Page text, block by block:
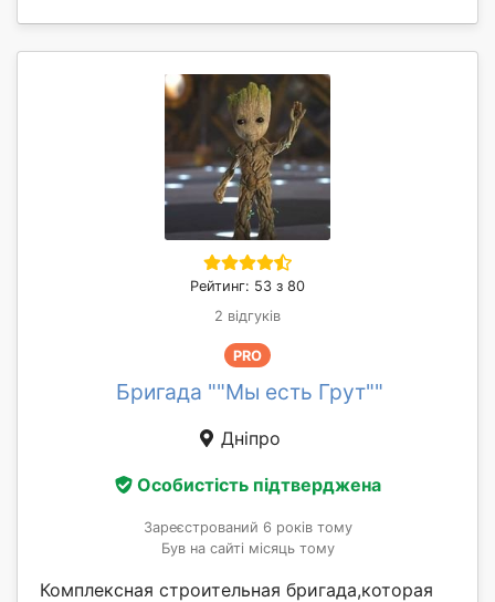
Рейтинг: 53 з 80
2 відгуків
PRO
Бригада ""Мы есть Грут""
Дніпро
Особистість підтверджена
Зареєстрований 6 років тому
Був на сайті місяць тому
Комплексная строительная бригада,которая